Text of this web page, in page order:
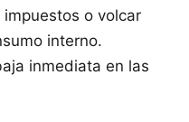
o volcar
interno.
inmediata en las